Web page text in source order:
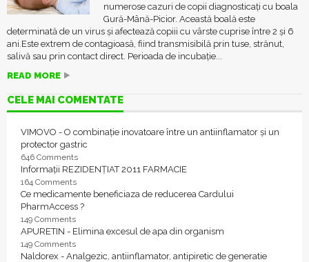
numerose cazuri de copii diagnosticați cu boala
Gură-Mână-Picior. Această boală este
determinată de un virus și afectează copiii cu vârste cuprise între 2 și 6
ani.Este extrem de contagioasă, fiind transmisibilă prin tuse, strănut,
salivă sau prin contact direct. Perioada de incubație...
READ MORE
CELE MAI COMENTATE
VIMOVO - O combinație inovatoare între un antiinflamator și un
protector gastric
646 Comments
Informații REZIDENȚIAT 2011 FARMACIE
164 Comments
Ce medicamente beneficiaza de reducerea Cardului
PharmAccess ?
149 Comments
APURETIN - Elimina excesul de apa din organism
149 Comments
Naldorex - Analgezic, antiinflamator, antipiretic de generatie